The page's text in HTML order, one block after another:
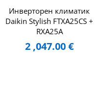
Инверторен климатик
Daikin Stylish FTXA25CS +
RXA25A
2 ,047.00€